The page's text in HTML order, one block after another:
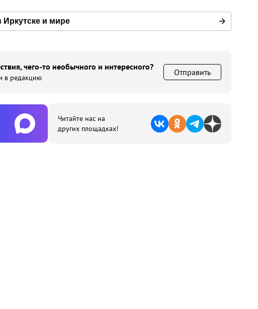
Иркутске и мире
чего-то необычного и интересного?
в редакцию
Отправить
Читайте нас на
других площадках!